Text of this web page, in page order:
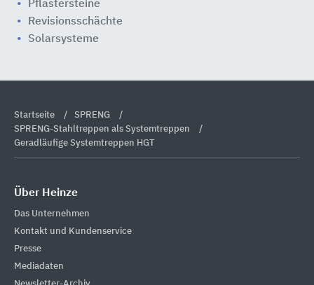
Pflastersteine
Revisionsschächte
Solarsysteme
Startseite
SPRENG
SPRENG-Stahltreppen als Systemtreppen
Geradläufige Systemtreppen HGT
Über Heinze
Das Unternehmen
Kontakt und Kundenservice
Presse
Mediadaten